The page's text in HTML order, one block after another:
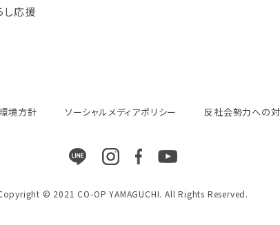
し応援
環境方針 ソーシャルメディアポリシー 反社会勢力への
© 2021 CO-OP YAMAGUCHI. All Rights Reserved.